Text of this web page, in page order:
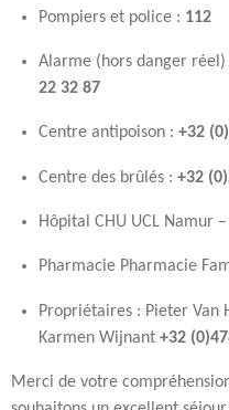
Pompiers et police : 112
Alarme (hors danger réel)
22 32 87
Centre antipoison : +32
Centre des brûlés : +32
Hôpital CHU UCL Namur
Pharmacie Pharmacie
Propriétaires : Pieter Van
Karmen Wijnant +32
Merci de votre